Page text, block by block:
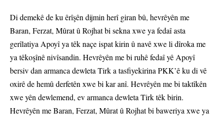
Di demekê de ku êrîşên dijmin herî giran bû, hevrêyên me
Baran, Ferzat, Mûrat û Rojhat bi sekna xwe ya fedaî asta
gerîlatiya Apoyî ya têk naçe ispat kirin û navê xwe li dîroka me
ya têkoşînê nivîsandin. Hevrêyên me bi ruhê fedaî yê Apoyî
bersiv dan armanca dewleta Tirk a tasfiyekirina PKK’ê ku di vê
oxirê de hemû derfetên xwe bi kar anî. Hevrêyên me bi taktîkên
xwe yên dewlemend, ev armanca dewleta Tirk têk birin.
Hevrêyên me Baran, Ferzat, Mûrat û Rojhat bi baweriya xwe ya